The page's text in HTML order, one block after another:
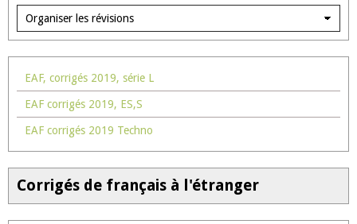
EAF, corrigés 2019, série L
EAF corrigés 2019, ES,S
EAF corrigés 2019 Techno
Corrigés de français à l'étranger